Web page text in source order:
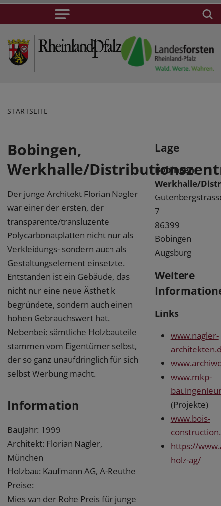
STARTSEITE
Bobingen,
Werkhalle/
Der junge Architekt Florian Nagler
war einer der ersten, der
transparente/transluzente
Polycarbonatplatten nicht nur als
Verkleidungs- sondern auch als
Gestaltungselement einsetzte.
Entstanden ist ein Gebäude, das
nicht nur eine neue Ästhetik
begründete, sondern auch einen
hohen Gebrauchswert hat.
Nebenbei: sämtliche Holzbauteile
stammen vom Eigentümer selbst,
der so ganz unaufdringlich für sich
selbst Werbung macht.
Information
Baujahr: 1999
Architekt: Florian Nagler,
München
Holzbau: Kaufmann AG, A-Reuthe
Preise:
Mies van der Rohe Preis für junge
Lage
Bobingen,
Werkhalle/
7
86399
Bobingen
Augsburg
Weitere
Links
www.nagler-
www.mkp-
(Projekte)
www.bois-
https://
holz-ag/